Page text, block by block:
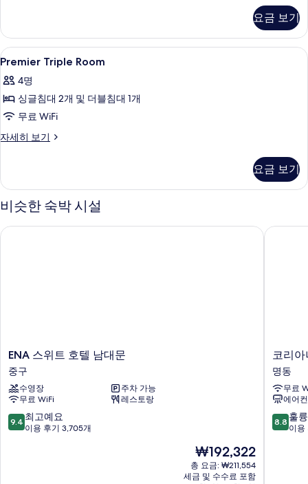
기
기
세
히
보
요금 보기
Premier
Triple
Room
사
진
모
기
고급 침구, 객실 내 금고, 책상, 암막 커튼
6
Premier Triple Room
4명
싱글침대 2개 및 더블침대 1개
무료 WiFi
자세히 보기
Premier
세
히
보
요금 보기
비슷한 숙박 시설
ENA
스
위
트
호
텔
남
ENA 스위트 호텔 남대문
중구
수영장
주차 가능
무료 WiFi
레스토랑
10
점
9.4 최고예요
이용 후기 3,705개
현
재
요
₩192,322
총 요금: ₩211,554
세금 및 수수료 포함
ENA 스위트 호텔 남대문
코
리
아
나
호
텔
명
코리
명동
무료
에어컨
10
점
8.8 훌
이용
코리아